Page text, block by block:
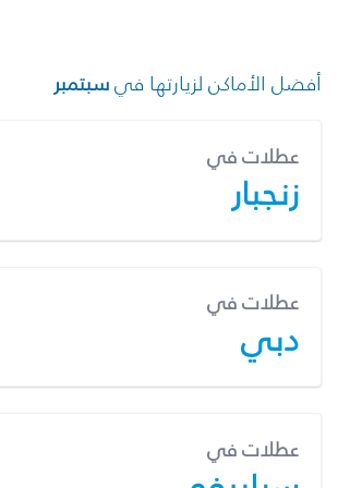
أفضل الأماكن لزيارتها فيسبتمبر
عطلات في
زنجبار
عطلات في
دبي
عطلات في